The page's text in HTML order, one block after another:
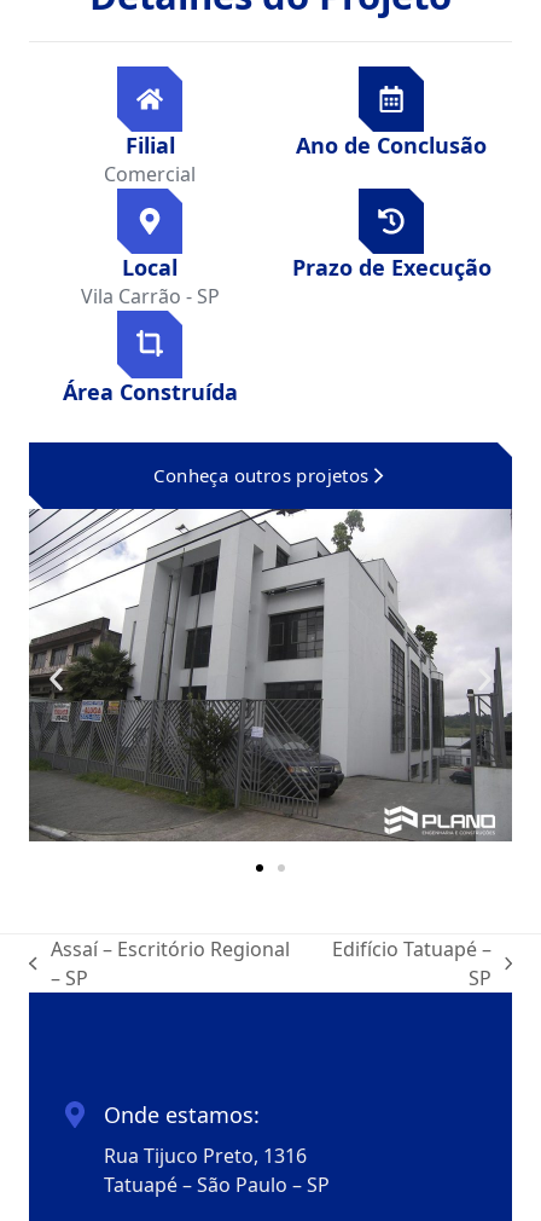
Filial
Comercial
Ano de Conclusão
Local
Vila Carrão - SP
Prazo de Execução
Área Construída
Conheça outros projetos
Assaí – Escritório Regional
– SP
Edifício Tatuapé –
SP
Onde estamos:
Rua Tijuco Preto, 1316
Tatuapé – São Paulo – SP